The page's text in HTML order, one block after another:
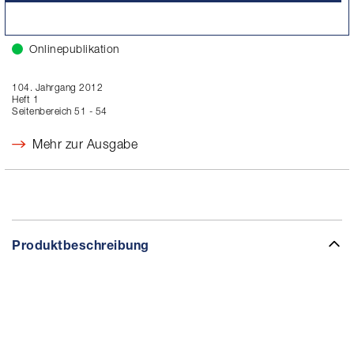
Onlinepublikation
104. Jahrgang 2012
Heft 1
Seitenbereich 51 - 54
Mehr zur Ausgabe
Produktbeschreibung